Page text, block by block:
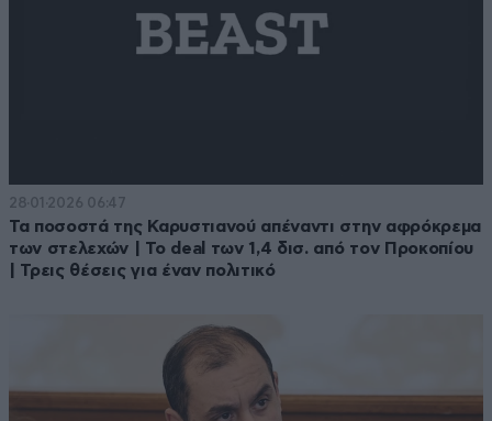
28·01·2026 06:47
Τα ποσοστά της Καρυστιανού απέναντι στην αφρόκρεμα
των στελεχών | Το deal των 1,4 δισ. από τον Προκοπίου
| Τρεις θέσεις για έναν πολιτικό